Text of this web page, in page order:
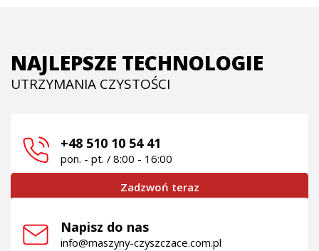
NAJLEPSZE TECHNOLOGIE
UTRZYMANIA CZYSTOŚCI
+48 510 10 54 41
pon. - pt. / 8:00 - 16:00
Zadzwoń teraz
Napisz do nas
info@maszyny-czyszczace.com.pl